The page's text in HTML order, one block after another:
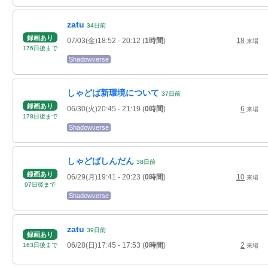
録画あり
176日後 まで
zatu 34日前
07/03(金)18:52 - 20:12 (1時間) 18 来場
Shadowverse
録画あり
178日後 まで
しゃどば新環境について 37日前
06/30(火)20:45 - 21:19 (0時間) 6 来場
Shadowverse
録画あり
97日後 まで
しゃどばしんだん 38日前
06/29(月)19:41 - 20:23 (0時間) 10 来場
Shadowverse
録画あり
163日後 まで
zatu 39 日前
06/28(日)17:45 - 17:53 (0時間) 2 来場